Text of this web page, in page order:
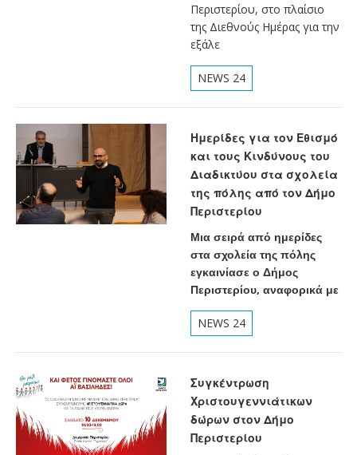
Περιστερίου, στο πλαίσιο
της Διεθνούς Ημέρας για την
εξάλε
NEWS 24
Ημερίδες για τον Εθισμό
και τους Κινδύνους του
Διαδικτύου στα σχολεία
της πόλης από τον Δήμο
Περιστερίου
Μια σειρά από ημερίδες
στα σχολεία της πόλης
εγκαινίασε ο Δήμος
Περιστερίου, αναφορικά με
NEWS 24
Συγκέντρωση
Χριστουγεννιάτικων
δώρων στον Δήμο
Περιστερίου